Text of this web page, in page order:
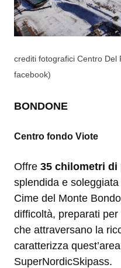
crediti fotografici Centro Del
facebook)
BONDONE
Centro fondo Viote
Offre 35 chilometri di
splendida e
Cime del Monte
difficoltà, preparati
che attraversano la
caratterizza
SuperNordicSkipass.